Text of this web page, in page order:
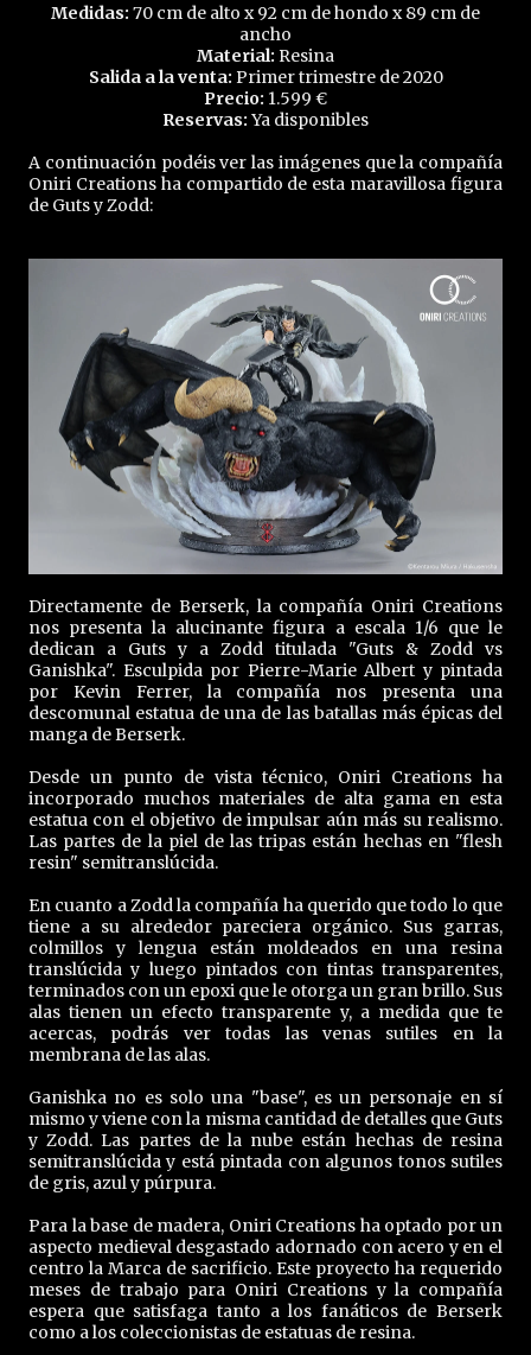
Medidas: 70 cm de alto x 92 cm de hondo x 89 cm de
ancho
Material: Resina
Salida a la venta: Primer trimestre de 2020
Precio: 1.599 €
Reservas: Ya disponibles
A continuación podéis ver las imágenes que la compañía
Oniri Creations ha compartido de esta maravillosa figura
de Guts y Zodd:
Directamente de Berserk, la compañía Oniri Creations
nos presenta la alucinante figura a escala 1/6 que le
dedican a Guts y a Zodd titulada "Guts & Zodd vs
Ganishka". Esculpida por Pierre-Marie Albert y pintada
por Kevin Ferrer, la compañía nos presenta una
descomunal estatua de una de las batallas más épicas del
manga de Berserk.
Desde un punto de vista técnico, Oniri Creations ha
incorporado muchos materiales de alta gama en esta
estatua con el objetivo de impulsar aún más su realismo.
Las partes de la piel de las tripas están hechas en "flesh
resin" semitranslúcida.
En cuanto a Zodd la compañía ha querido que todo lo que
tiene a su alrededor pareciera orgánico. Sus garras,
colmillos y lengua están moldeados en una resina
translúcida y luego pintados con tintas transparentes,
terminados con un epoxi que le otorga un gran brillo. Sus
alas tienen un efecto transparente y, a medida que te
acercas, podrás ver todas las venas sutiles en la
membrana de las alas.
Ganishka no es solo una "base", es un personaje en sí
mismo y viene con la misma cantidad de detalles que Guts
y Zodd. Las partes de la nube están hechas de resina
semitranslúcida y está pintada con algunos tonos sutiles
de gris, azul y púrpura.
Para la base de madera, Oniri Creations ha optado por un
aspecto medieval desgastado adornado con acero y en el
centro la Marca de sacrificio. Este proyecto ha requerido
meses de trabajo para Oniri Creations y la compañía
espera que satisfaga tanto a los fanáticos de Berserk
como a los coleccionistas de estatuas de resina.